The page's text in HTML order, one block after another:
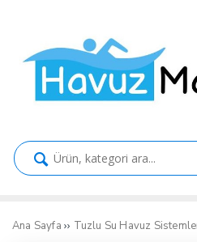
Ana Sayfa ›› Tuzlu Su Havuz